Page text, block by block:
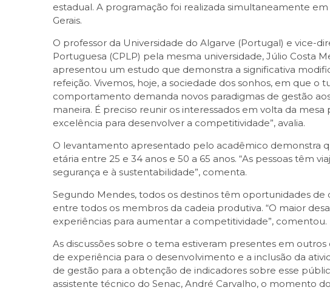
estadual. A programação foi realizada simultaneamente
Gerais.
O professor da Universidade do Algarve (Portugal) e vice-
Portuguesa (CPLP) pela mesma universidade, Júlio Costa
apresentou um estudo que demonstra a significativa
refeição. Vivemos, hoje, a sociedade dos sonhos, em que
comportamento demanda novos paradigmas de gestão
maneira. É preciso reunir os interessados em volta da
excelência para desenvolver a competitividade”, avalia.
O levantamento apresentado pelo acadêmico demonstra
etária entre 25 e 34 anos e 50 a 65 anos. “As pessoas têm
segurança e à sustentabilidade”, comenta.
Segundo Mendes, todos os destinos têm oportunidades
entre todos os membros da cadeia produtiva. “O maior
experiências para aumentar a competitividade”, comentou.
As discussões sobre o tema estiveram presentes em
de experiência para o desenvolvimento e a inclusão da
de gestão para a obtenção de indicadores sobre esse
assistente técnico do Senac, André Carvalho, o momento